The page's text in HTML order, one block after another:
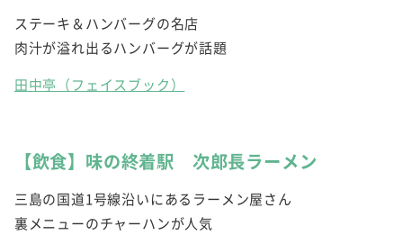
ステーキ＆ハンバーグの名店
肉汁が溢れ出るハンバーグが話題
田中亭（フェイスブック）
【飲食】味の終着駅 次郎長ラーメン
三島の国道1号線沿いにあるラーメン屋さん
裏メニューのチャーハンが人気